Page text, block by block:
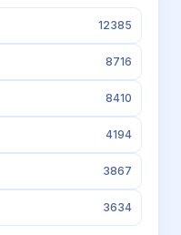
12385
8716
8410
4194
3867
3634